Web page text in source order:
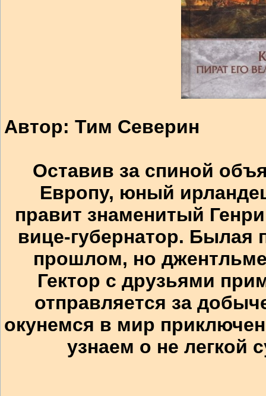
Автор: Тим Северин
Оставив за спиной
Европу, юный
правит знаменитый
вице-губернатор. Былая
прошлом, но
Гектор с друзьями
отправляется за
окунемся в мир
узнаем о не легкой